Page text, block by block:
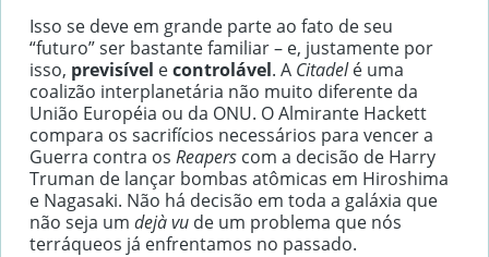
Isso se deve em grande parte ao fato de seu
“futuro” ser bastante familiar – e, justamente por
isso, previsível econtrolável. A Citadelé uma
coalizão interplanetária não muito diferente da
União Européia ou da ONU. O Almirante Hackett
compara os sacrifícios necessários para vencer a
Guerra contra os Reapers com a decisão de Harry
Truman de lançar bombas atômicas em Hiroshima
e Nagasaki. Não há decisão em toda a galáxia que
não seja um dejà vu de um problema que nós
terráqueos já enfrentamos no passado.